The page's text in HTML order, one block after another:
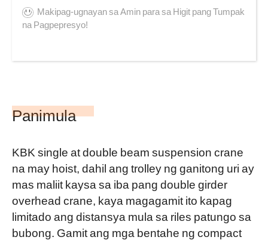
Makipag-ugnayan sa Amin para sa Higit pang Tumpak
na Pagpepresyo!
Panimula
KBK single at double beam suspension crane
na may hoist, dahil ang trolley ng ganitong uri ay
mas maliit kaysa sa iba pang double girder
overhead crane, kaya magagamit ito kapag
limitado ang distansya mula sa riles patungo sa
bubong. Gamit ang mga bentahe ng compact